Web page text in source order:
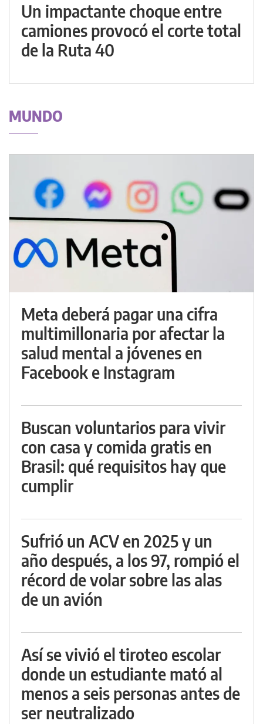
Un impactante choque entre
camiones provocó el corte total
de la Ruta 40
MUNDO
Meta deberá pagar una cifra
multimillonaria por afectar la
salud mental a jóvenes en
Facebook e Instagram
Buscan voluntarios para vivir
con casa y comida gratis en
Brasil: qué requisitos hay que
cumplir
Sufrió un ACV en 2025 y un
año después, a los 97, rompió el
récord de volar sobre las alas
de un avión
Así se vivió el tiroteo escolar
donde un estudiante mató al
menos a seis personas antes de
ser neutralizado